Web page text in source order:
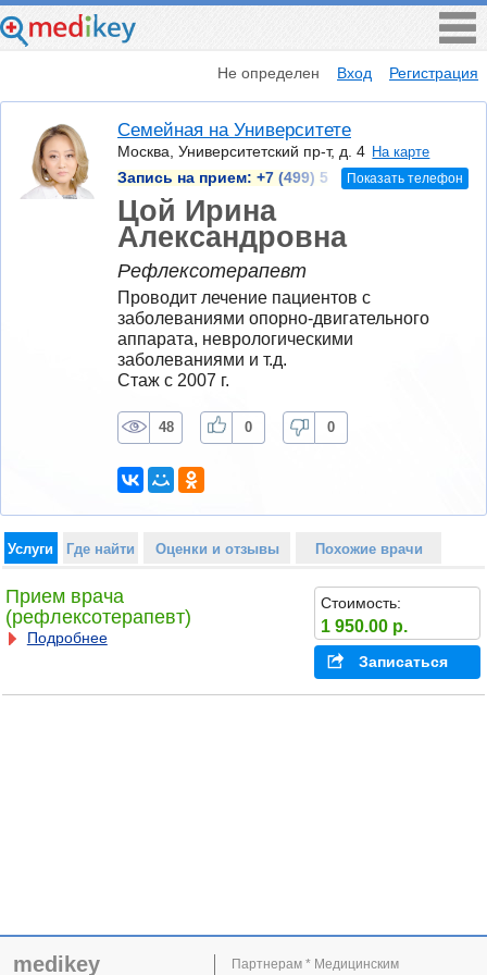
Не определен Вход Регистрация
Семейная на Университете
Москва, Университетский пр-т, д. 4 На карте
Запись на прием: +7 (499) 5 Показать телефон
Цой Ирина
Александровна
Рефлексотерапевт
Проводит лечение пациентов с
заболеваниями опорно-двигательного
аппарата, неврологическими
заболеваниями и т.д.
Стаж с 2007 г.
48 0 0
Услуги Где найти Оценки и отзывы Похожие врачи
Прием врача
(рефлексотерапевт)
Подробнее
Стоимость:
1 950.00 р.
Записаться
medikey
Партнерам * Медицинским